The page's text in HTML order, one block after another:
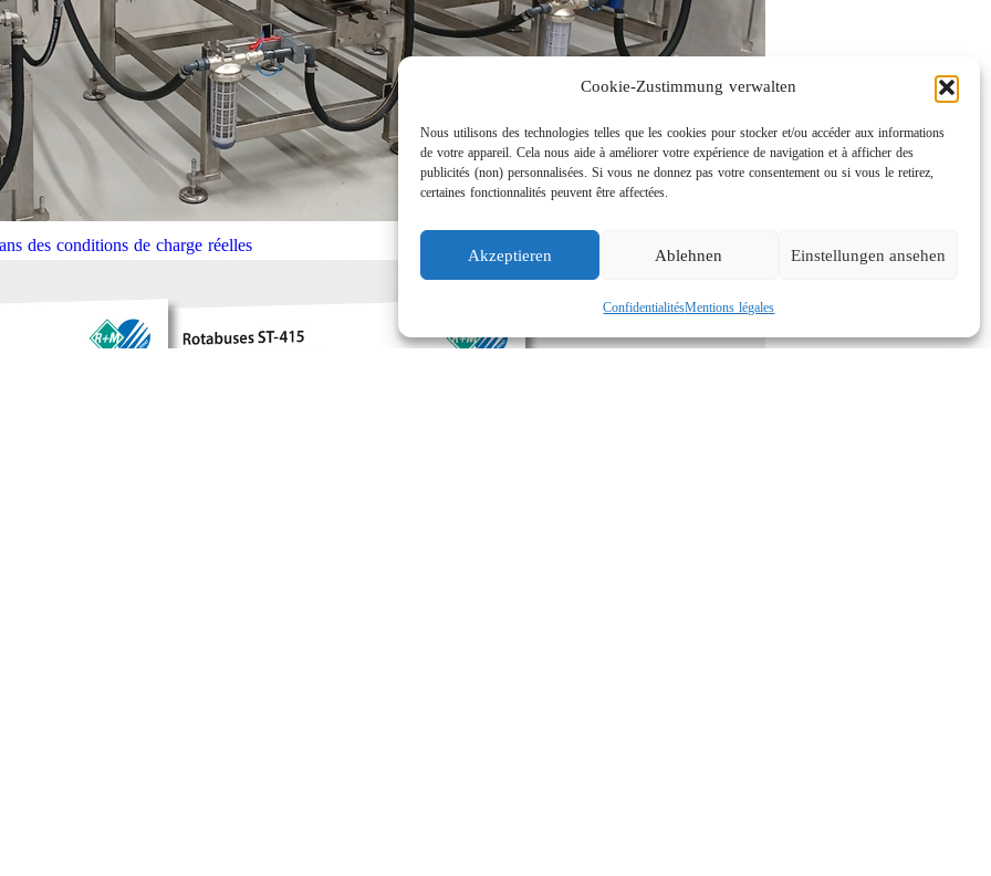
Cookie-Zustimmung verwalten
Nous utilisons des technologies telles que les cookies pour stocker et/ou accéder aux informations
de votre appareil. Cela nous aide à améliorer votre expérience de navigation et à afficher des
publicités (non) personnalisées. Si vous ne donnez pas votre consentement ou si vous le retirez,
certaines fonctionnalités peuvent être affectées.
Akzeptieren Ablehnen Einstellungen ansehen
ConfidentialitésMentions légales
des conditions de charge réelles